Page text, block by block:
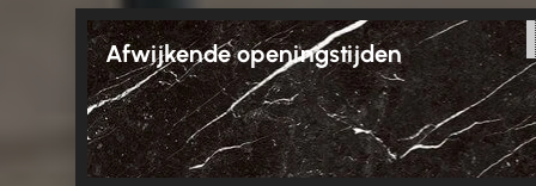
Afwijkende openingstijden